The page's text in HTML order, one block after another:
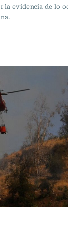
la evidencia de lo